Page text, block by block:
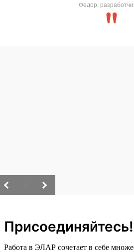
Федор,
Присоединяйтесь!
Работа в ЭЛАР сочетает в себе